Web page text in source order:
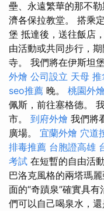
壘、永遠繁華的那不
濟各保拉教堂。 搭乘
堡 抵達後，送往飯店
由活動或共同步行，
寺。 我們將在伊斯坦
外燴 公司設立 天母 推
seo推薦 晚。 桃園外燴
佩斯，前往塞格德。
市。 到府外燴 我們將
廣場。 宜蘭外燴 穴道
排毒推薦 台胞證高雄
考試 在短暫的自由活
巴洛克風格的兩塔瑪
面的“奇蹟泉”確實具有
們可以自己喝泉水，